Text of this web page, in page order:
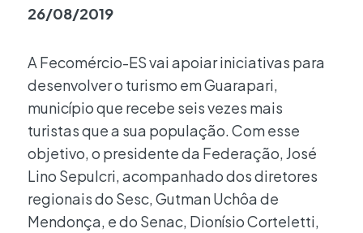
26/08/2019
A Fecomércio-ES vai apoiar iniciativas para
desenvolver o turismo em Guarapari,
município que recebe seis vezes mais
turistas que a sua população. Com esse
objetivo, o presidente da Federação, José
Lino Sepulcri, acompanhado dos diretores
regionais do Sesc, Gutman Uchôa de
Mendonça, e do Senac, Dionísio Corteletti,